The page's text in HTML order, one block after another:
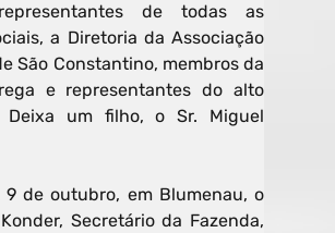
de todas as
a Diretoria da Associação
São Constantino, membros da
e representantes do alto
Deixa um filho, o Sr. Miguel
9 de outubro, em Blumenau, o
Secretário da Fazenda,